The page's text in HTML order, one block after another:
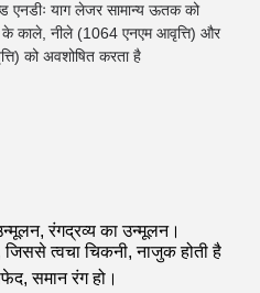
एनडीः याग लेजर सामान्य ऊतक को
के काले, नीले (1064 एनएम आवृत्ति) और
को अवशोषित करता है
रंगद्रव्य का उन्मूलन।
समान रंग हो।